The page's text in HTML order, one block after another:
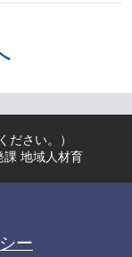
ださい。
）
課 地域人材育
ー